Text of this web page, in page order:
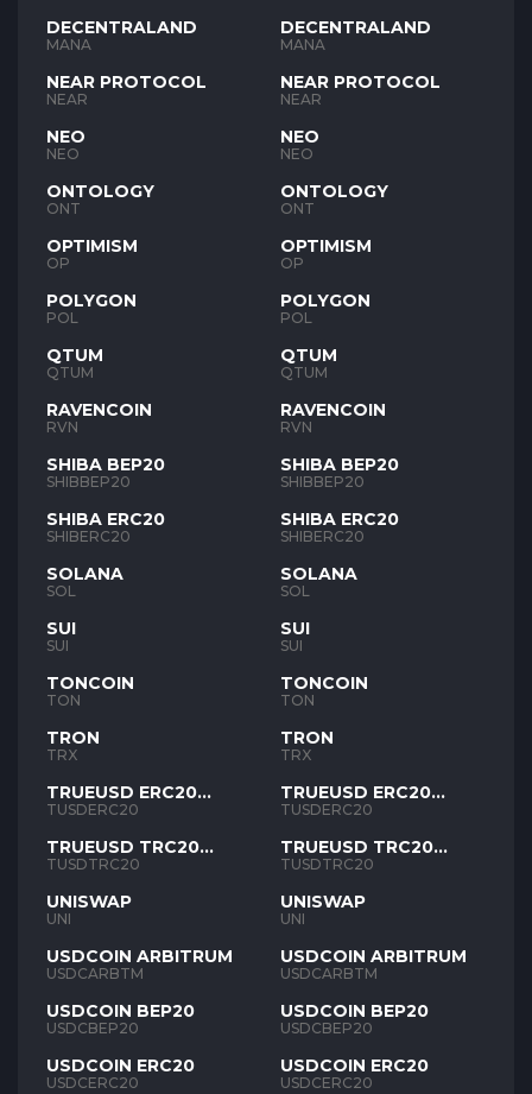
DECENTRALAND
MANA
NEAR PROTOCOL
NEAR
NEO
NEO
ONTOLOGY
ONT
OPTIMISM
OP
POLYGON
POL
QTUM
QTUM
RAVENCOIN
RVN
SHIBA BEP20
SHIBBEP20
SHIBA ERC20
SHIBERC20
SOLANA
SOL
SUI
SUI
TONCOIN
TON
TRON
TRX
TRUEUSD ERC20
TUSD
TUSDERC20
TRUEUSD TRC20
TUSD
TUSDTRC20
UNISWAP
UNI
USDCOIN ARBITRUM
USDCARBTM
USDCOIN BEP20
USDCBEP20
USDCOIN ERC20
USDCERC20
DECENTRALAND
MANA
NEAR PROTOCOL
NEAR
NEO
NEO
ONTOLOGY
ONT
OPTIMISM
OP
POLYGON
POL
QTUM
QTUM
RAVENCOIN
RVN
SHIBA BEP20
SHIBBEP20
SHIBA ERC20
SHIBERC20
SOLANA
SOL
SUI
SUI
TONCOIN
TON
TRON
TRX
TRUEUSD ERC20
TUSD
TUSDERC20
TRUEUSD TRC20
TUSD
TUSDTRC20
UNISWAP
UNI
USDCOIN ARBITRUM
USDCARBTM
USDCOIN BEP20
USDCBEP20
USDCOIN ERC20
USDCERC20